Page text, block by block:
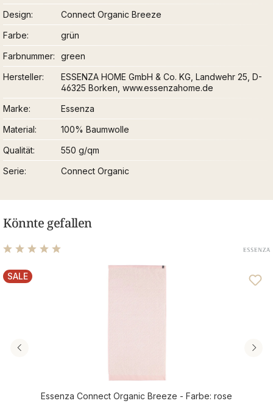
Design
Connect Organic Breeze
Farbe
grün
Farbnummer
green
Hersteller
ESSENZA HOME GmbH & Co. KG, Landwehr 25, D-
46325 Borken, www.essenzahome.de
Marke
Essenza
Material
100% Baumwolle
Qualität
550 g/qm
Serie
Connect Organic
Könnte gefallen
Durchschnittliche Bewertung von 5 von 5 Sternen
RABATT
SALE
Essenza Connect Organic Breeze - Farbe: rose